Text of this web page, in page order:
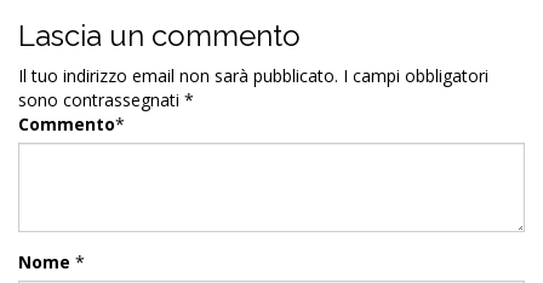
Lascia un commento
Il tuo indirizzo email non sarà pubblicato. I campi obbligatori
sono contrassegnati *
Commento*
Nome *